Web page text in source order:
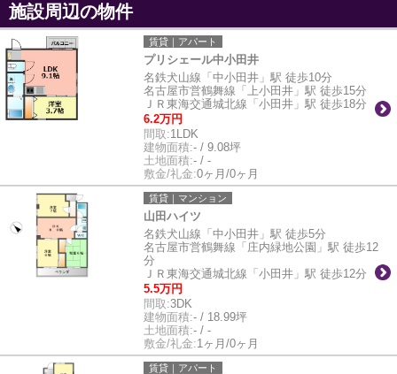
施設周辺の物件
賃貸｜アパート
プリシェール中小田井
名鉄犬山線「中小田井」駅 徒歩10分
名古屋市営鶴舞線「上小田井」駅 徒歩15分
ＪＲ東海交通城北線「小田井」駅 徒歩18分
6.2万円
間取:1LDK
建物面積:- / 9.08坪
土地面積:- / -
敷金/礼金:0ヶ月/0ヶ月
賃貸｜マンション
山田ハイツ
名鉄犬山線「中小田井」駅 徒歩5分
名古屋市営鶴舞線「庄内緑地公園」駅 徒歩12
分
ＪＲ東海交通城北線「小田井」駅 徒歩12分
5.5万円
間取:3DK
建物面積:- / 18.99坪
土地面積:- / -
敷金/礼金:1ヶ月/0ヶ月
賃貸｜アパート